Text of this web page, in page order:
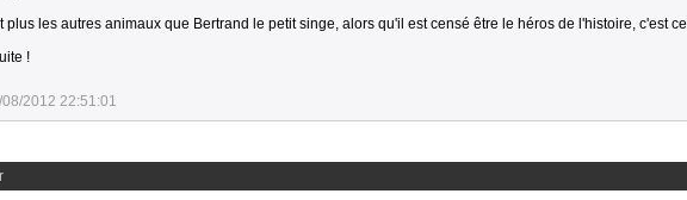
plus les autres animaux que Bertrand le petit singe, alors qu'il est censé être le héros de l'histoire, c'est ce
!
08/2012 22:51:01